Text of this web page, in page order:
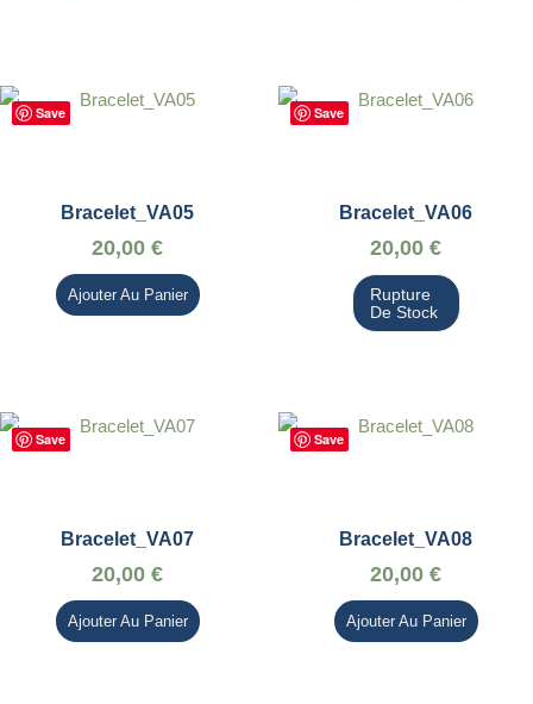
Save
Bracelet_VA05
20,00 €
Ajouter Au Panier
Save
Bracelet_VA06
20,00 €
Save
Bracelet_VA07
20,00 €
Ajouter Au Panier
Save
Bracelet_VA08
20,00 €
Ajouter Au Panier